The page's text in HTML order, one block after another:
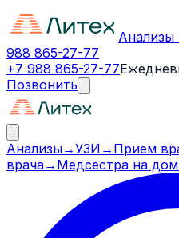
Анализы
988 865-27-77
+7 988 865-27-77
Позвонить
Анализы→УЗИ → Прием
врача→ Медсестра на дом